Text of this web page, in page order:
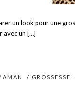
un look pour une
avec un […]
/ GROSSESSE